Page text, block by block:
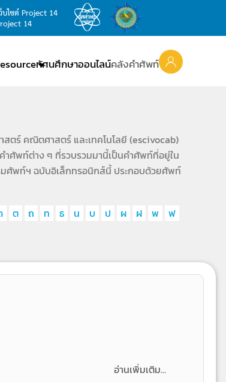
บไซต์ Project 14
14
ทัศนศึกษาออนไลน์คลังคำศัพท์
ตร์ คณิตศาสตร์ และเทคโนโลยี (escivocab)
ศัพท์ต่าง ๆ ที่รวบรวมมานี้เป็นคำศัพท์ที่อยู่ใน
มศัพท์ฯ ฉบับอิเล็กทรอนิกส์นี้ ประกอบด้วยศัพท์
ต ถ ท ธ น บ ป ผ ฝ พ
ฟ
อ่านเพิ่มเติม...